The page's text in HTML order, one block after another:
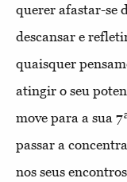
querer afastar-se
descansar e
quaisquer
atingir o seu
move para a sua
passar a
nos seus